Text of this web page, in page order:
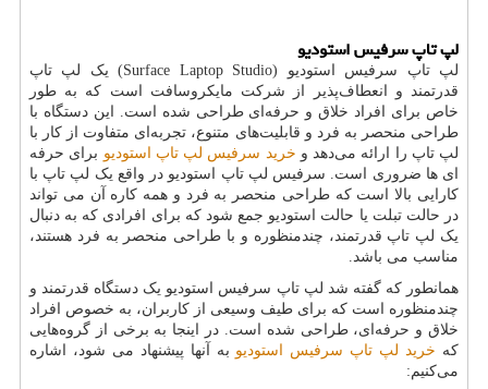
لپ تاپ سرفیس استودیو
لپ تاپ سرفیس استودیو (Surface Laptop Studio) یک لپ تاپ
قدرتمند و انعطاف‌پذیر از شرکت مایکروسافت است که به طور
خاص برای افراد خلاق و حرفه‌ای طراحی شده است. این دستگاه با
طراحی منحصر به فرد و قابلیت‌های متنوع، تجربه‌ای متفاوت از کار با
لپ تاپ را ارائه می‌دهد و خرید سرفیس لپ تاپ استودیو برای حرفه
ای ها ضروری است. سرفیس لپ تاپ استودیو در واقع یک لپ تاپ با
کارایی بالا است که طراحی منحصر به فرد و همه کاره آن می تواند
در حالت تبلت یا حالت استودیو جمع شود که برای افرادی که به دنبال
یک لپ تاپ قدرتمند، چندمنظوره و با طراحی منحصر به فرد هستند،
مناسب می باشد.
همانطور که گفته شد لپ تاپ سرفیس استودیو یک دستگاه قدرتمند و
چندمنظوره است که برای طیف وسیعی از کاربران، به خصوص افراد
خلاق و حرفه‌ای، طراحی شده است. در اینجا به برخی از گروه‌هایی
که خرید لپ تاپ سرفیس استودیو به آنها پیشنهاد می شود، اشاره
می‌کنیم: